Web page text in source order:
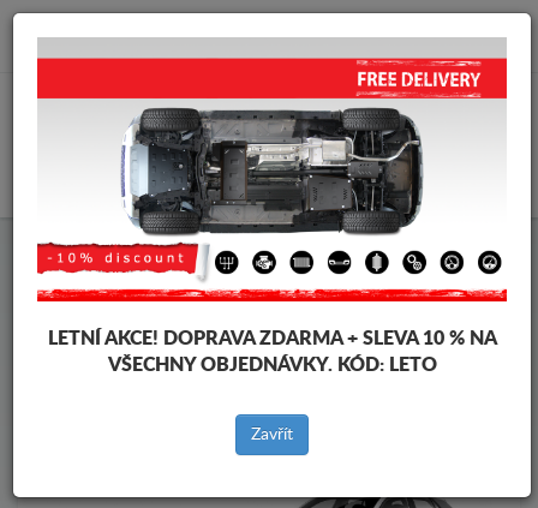
info@krytpodmotor.com
Kryt pod motor Audi Kryt pod motor Audi Q2
vozidel
Značky vozidel
Zpět na produkty
LETNÍ AKCE! DOPRAVA ZDARMA + SLEVA 10 % NA
VŠECHNY OBJEDNÁVKY. KÓD: LETO
Zavřít